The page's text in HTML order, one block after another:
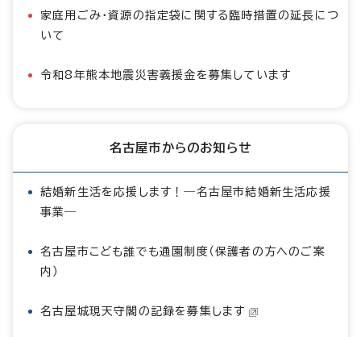
家庭用ごみ・資源の指定袋に関する臨時措置の延長につ
いて
令和8年熊本地震災害義援金を募集しています
名古屋市からのお知らせ
結婚新生活を応援します！―名古屋市結婚新生活応援
事業―
名古屋市こども誰でも通園制度（保護者の方へのご案
内）
名古屋城現天守閣の記録を募集します